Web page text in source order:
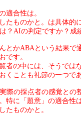
適合性は。
たものかと。は具体的
？AIの判定ですか？成
とかABAという結果で
です。
者の中には、そうでは
くことも礼節の一つで
際の採点者の感覚との
特に「題意」の適合性
たものかと。